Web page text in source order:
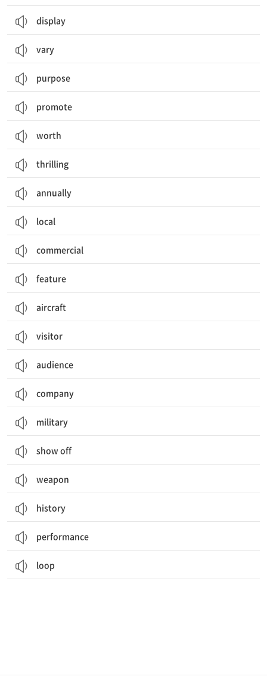
display
vary
purpose
promote
worth
thrilling
annually
local
commercial
feature
aircraft
visitor
audience
company
military
show off
weapon
history
performance
loop